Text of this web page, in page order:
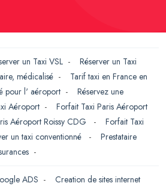
un Taxi VSL - Réserver un Taxi
médicalisé - Tarif taxi en France en
pour l' aéroport - Réservez une
Aéroport - Forfait Taxi Paris Aéroport
Aéroport Roissy CDG - Forfait Taxi
un taxi conventionné - Prestataire
-
ADS - Creation de sites internet